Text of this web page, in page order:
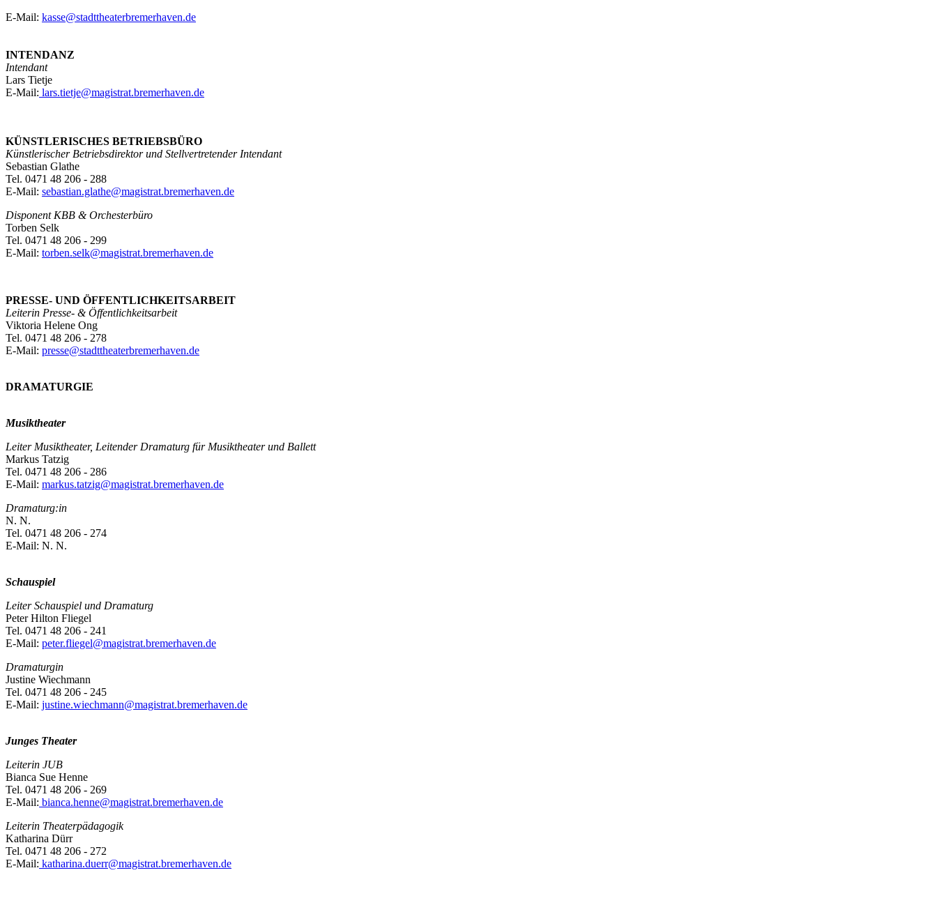
E-Mail: kasse@stadttheaterbremerhaven.de
INTENDANZ
Intendant
Lars Tietje
E-Mail: lars.tietje@magistrat.bremerhaven.de
KÜNSTLERISCHES BETRIEBSBÜRO
Künstlerischer Betriebsdirektor und Stellvertretender Intendant
Sebastian Glathe
Tel. 0471 48 206 - 288
E-Mail: sebastian.glathe@magistrat.bremerhaven.de
Disponent KBB & Orchesterbüro
Torben Selk
Tel. 0471 48 206 - 299
E-Mail: torben.selk@magistrat.bremerhaven.de
PRESSE- UND ÖFFENTLICHKEITSARBEIT
Leiterin Presse- & Öffentlichkeitsarbeit
Viktoria Helene Ong
Tel. 0471 48 206 - 278
E-Mail: presse@stadttheaterbremerhaven.de
DRAMATURGIE
Musiktheater
Leiter Musiktheater, Leitender Dramaturg für Musiktheater und Ballett
Markus Tatzig
Tel. 0471 48 206 - 286
E-Mail: markus.tatzig@magistrat.bremerhaven.de
Dramaturg:in
N. N.
Tel. 0471 48 206 - 274
E-Mail: N. N.
Schauspiel
Leiter Schauspiel und Dramaturg
Peter Hilton Fliegel
Tel. 0471 48 206 - 241
E-Mail: peter.fliegel@magistrat.bremerhaven.de
Dramaturgin
Justine Wiechmann
Tel. 0471 48 206 - 245
E-Mail: justine.wiechmann@magistrat.bremerhaven.de
Junges Theater
Leiterin JUB
Bianca Sue Henne
Tel. 0471 48 206 - 269
E-Mail: bianca.henne@magistrat.bremerhaven.de
Leiterin Theaterpädagogik
Katharina Dürr
Tel. 0471 48 206 - 272
E-Mail: katharina.duerr@magistrat.bremerhaven.de